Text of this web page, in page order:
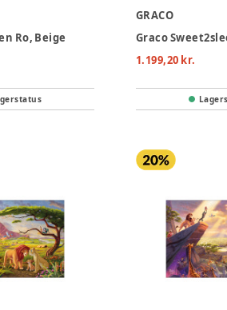
Ro, Beige
GRACO
1.199,20 kr.